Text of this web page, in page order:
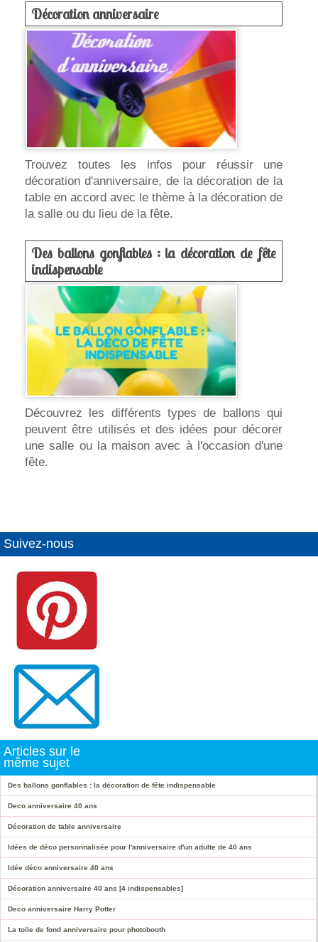
Décoration anniversaire
Trouvez toutes les infos pour réussir une
décoration d'anniversaire, de la décoration de la
table en accord avec le thème à la décoration de
la salle ou du lieu de la fête.
Des ballons gonflables : la décoration de fête
indispensable
Découvrez les différents types de ballons qui
peuvent être utilisés et des idées pour décorer
une salle ou la maison avec à l'occasion d'une
fête.
Suivez-nous
Articles sur le
même sujet
Des ballons gonflables : la décoration de fête indispensable
Deco anniversaire 40 ans
Décoration de table anniversaire
Idées de déco personnalisée pour l'anniversaire d'un adulte de 40 ans
Idée déco anniversaire 40 ans
Décoration anniversaire 40 ans [4 indispensables]
Deco anniversaire Harry Potter
La toile de fond anniversaire pour photobooth